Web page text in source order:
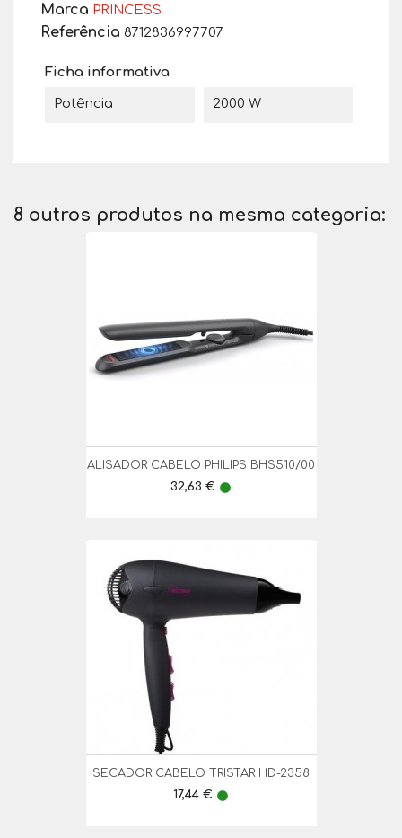
Marca PRINCESS
Referência 8712836997707
Ficha informativa
Potência 2000 W
8 outros produtos na mesma categoria:
ALISADOR CABELO PHILIPS BHS510/00
Preço
32,63 € lens
SECADOR CABELO TRISTAR HD-2358
Preço
17,44 € lens